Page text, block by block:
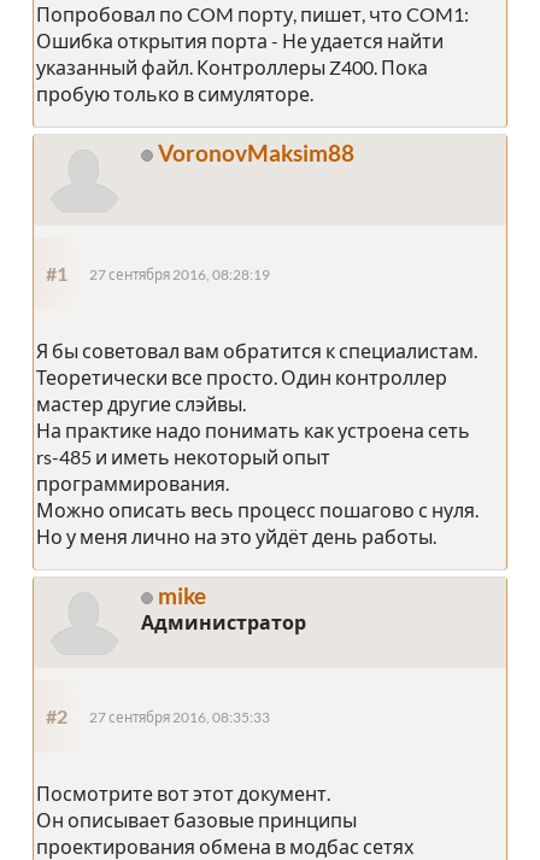
Попробовал по COM порту, пишет, что COM1:
Ошибка открытия порта - Не удается найти
указанный файл. Контроллеры Z400. Пока
пробую только в симуляторе.
VoronovMaksim88
#1 27 сентября 2016, 08:28:19
Я бы советовал вам обратится к специалистам.
Теоретически все просто. Один контроллер
мастер другие слэйвы.
На практике надо понимать как устроена сеть
rs-485 и иметь некоторый опыт
программирования.
Можно описать весь процесс пошагово с нуля.
Но у меня лично на это уйдёт день работы.
mike
Администратор
#2 27 сентября 2016, 08:35:33
Посмотрите вот этот документ.
Он описывает базовые принципы
проектирования обмена в модбас сетях